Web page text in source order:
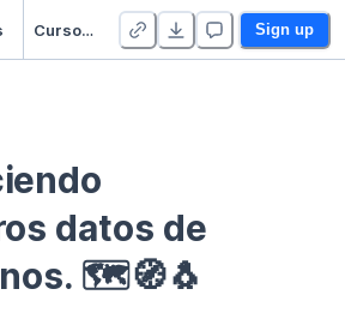
Curso EDA - Communication - Duplicate Sign up
datos de
🗺🧭🐧